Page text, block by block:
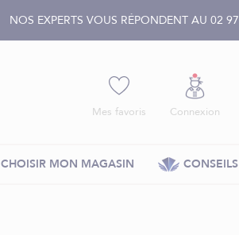
NOS EXPERTS VOUS RÉPONDENT AU 02
Mes favoris Connexion
CHOISIR MON MAGASIN